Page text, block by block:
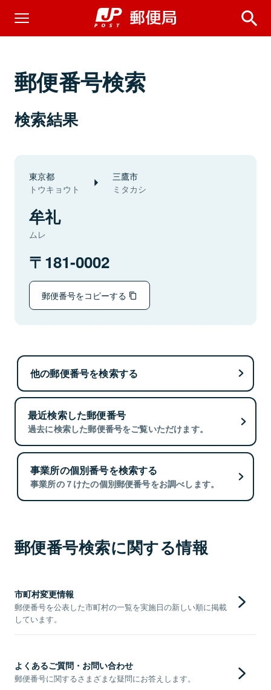
郵便番号検索
検索結果
東京都
トウキョウト
三鷹市
ミタカシ
牟礼
ムレ
181-0002
郵便番号をコピーする
他の郵便番号を検索する
最近検索した郵便番号
過去に検索した郵便番号をご覧いただけます。
事業所の個別番号を検索する
事業所の７けたの個別郵便番号をお調べします。
郵便番号検索に関する情報
市町村変更情報
郵便番号を公表した市町村の一覧を実施日の新しい順に掲載
しています。
よくあるご質問・お問い合わせ
郵便番号に関するさまざまな疑問にお答えします。